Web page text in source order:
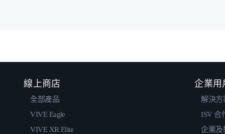
線上商店
全部產品
VIVE Eagle
VIVE XR Elite
企業用
解決方
ISV 合
企業及